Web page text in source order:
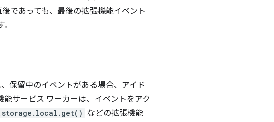
であっても、最後の拡張機能イベント
保留中のイベントがある場合、アイド
サービス ワーカーは、イベントをアク
などの拡張機能